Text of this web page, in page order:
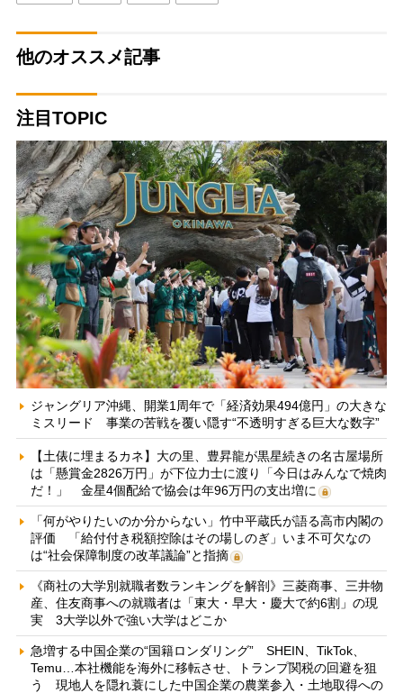
他のオススメ記事
注目TOPIC
ジャングリア沖縄、開業1周年で「経済効果494億円」の大きな
ミスリード 事業の苦戦を覆い隠す“不透明すぎる巨大な数字”
【土俵に埋まるカネ】大の里、豊昇龍が黒星続きの名古屋場所
は「懸賞金2826万円」が下位力士に渡り「今日はみんなで焼肉
だ！」 金星4個配給で協会は年96万円の支出増に
「何がやりたいのか分からない」竹中平蔵氏が語る高市内閣の
評価 「給付付き税額控除はその場しのぎ」いま不可欠なの
は“社会保障制度の改革議論”と指摘
《商社の大学別就職者数ランキングを解剖》三菱商事、三井物
産、住友商事への就職者は「東大・早大・慶大で約6割」の現
実 3大学以外で強い大学はどこか
急増する中国企業の“国籍ロンダリング” SHEIN、TikTok、
Temu…本社機能を海外に移転させ、トランプ関税の回避を狙
う 現地人を隠れ蓑にした中国企業の農業参入・土地取得への